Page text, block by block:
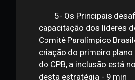
4- Pontos que
na gestão - A gestão é
em constante evolução
5- Os Principais
capacitação dos líderes